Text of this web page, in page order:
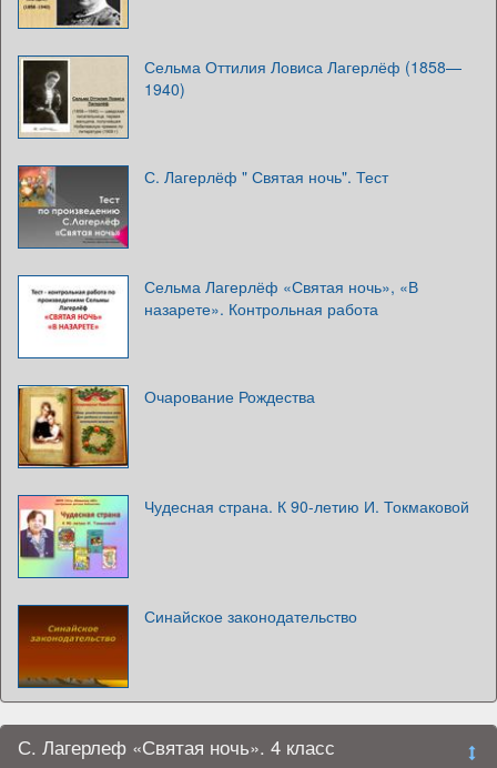
Сельма Оттилия Ловиса Лагерлёф (1858—
1940)
С. Лагерлёф " Святая ночь". Тест
Сельма Лагерлёф «Святая ночь», «В
назарете». Контрольная работа
Очарование Рождества
Чудесная страна. К 90-летию И. Токмаковой
Синайское законодательство
С. Лагерлеф «Святая ночь». 4 класс